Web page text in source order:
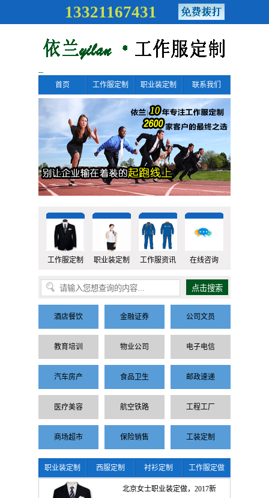
13321167431
首页 工作服定制 职业装定制 联系我们
工作服定制 职业装定制 工作服资讯 在线咨询
酒店餐饮 金融证券 公司文员
教育培训 物业公司 电子电信
汽车房产 食品卫生 邮政速递
医疗美容 航空铁路 工程工厂
商场超市 保险销售 工装定制
职业装定制 西服定制 衬衫定制 工作服定做
北京女士职业装定做，2017新